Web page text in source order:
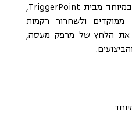
כדור עיסוי קומפקטי וקשיח במיוחד מבית TriggerPoint,
ולשחרור רקמות
את הלחץ של מרפק מעסה,